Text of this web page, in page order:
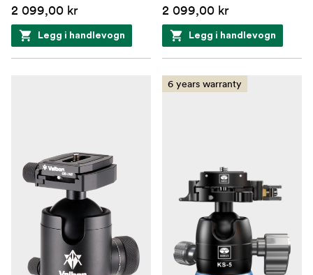
2 099,00 kr
Legg i handlevogn
2 099,00 kr
Legg i handlevogn
6 years warranty